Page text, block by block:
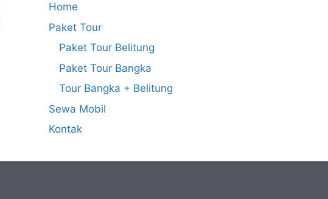
Home
Paket Tour
Paket Tour Belitung
Paket Tour Bangka
Tour Bangka + Belitung
Sewa Mobil
Kontak